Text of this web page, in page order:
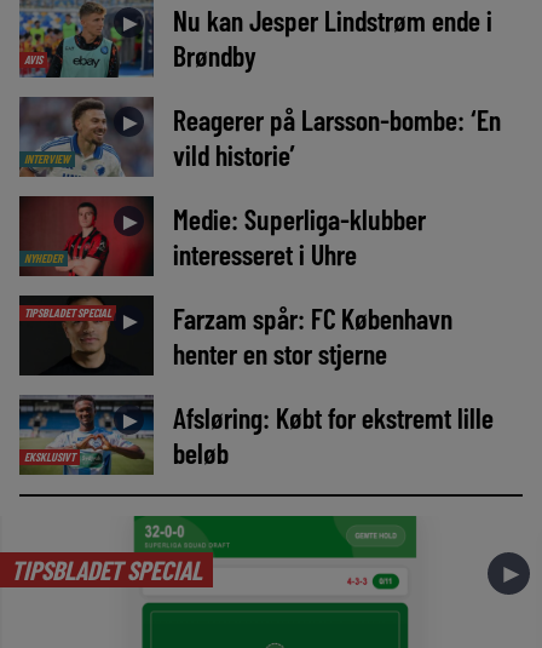
AVIS
►
Nu kan Jesper Lindstrøm ende i
Brøndby
INTERVIEW
►
Reagerer på Larsson-bombe: ‘En
vild historie’
NYHEDER
►
Medie: Superliga-klubber
interesseret i Uhre
TIPSBLADET SPECIAL ►
Farzam spår: FC København
henter en stor stjerne
EKSKLUSIVT
►
Afsløring: Købt for ekstremt lille
beløb
TIPSBLADET SPECIAL ►